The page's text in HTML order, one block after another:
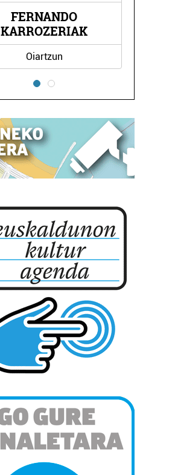
FERNANDO
KARROZERIAK
Oiartzun